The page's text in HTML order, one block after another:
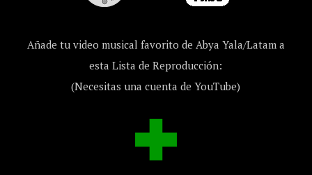
Añade tu video musical favorito de Abya Yala/Latam a
esta Lista de Reproducción:
(Necesitas una cuenta de YouTube)